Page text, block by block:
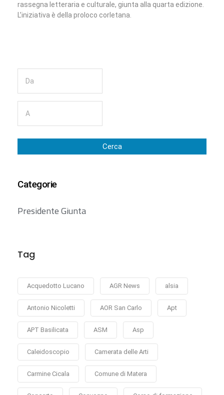
rassegna letteraria e culturale, giunta alla quarta edizione.
L’iniziativa è della proloco corletana.
Cerca
Categorie
Presidente Giunta
Tag
Acquedotto Lucano AGR News alsia
Antonio Nicoletti AOR San Carlo Apt
APT Basilicata ASM Asp
Caleidoscopio Camerata delle Arti
Carmine Cicala Comune di Matera